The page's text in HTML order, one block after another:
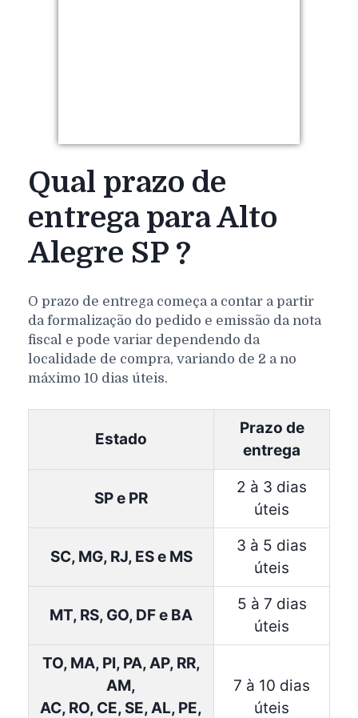
Qual prazo de
entrega para Alto
Alegre SP ?
O prazo de entrega começa a contar a partir
da formalização do pedido e emissão da nota
fiscal e pode variar dependendo da
localidade de compra, variando de 2 a no
máximo 10 dias úteis.
Estado
Prazo de
entrega
SP e PR
2 à 3 dias
úteis
SC, MG, RJ, ES e MS
3 à 5 dias
úteis
MT, RS, GO, DF e BA
5 à 7 dias
úteis
TO, MA, PI, PA, AP, RR,
AM,
AC, RO, CE, SE, AL, PE,
7 à 10 dias
úteis